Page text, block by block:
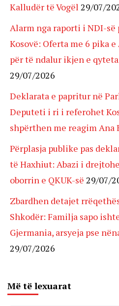
Kalludër të Vogël 29/07/
Alarm nga raporti i NDI-së
Kosovë: Oferta me 6 pika
për të ndalur ikjen e
29/07/2026
Deklarata e papritur në
Deputeti i ri i referohet
shpërthen me reagim Ana
Përplasja publike pas
të Haxhiut: Abazi i
oborrin e QKUK-së 29/07/
Zbardhen detajet
Shkodër: Familja sapo
Gjermania, arsyeja pse
29/07/2026
Më të lexuarat